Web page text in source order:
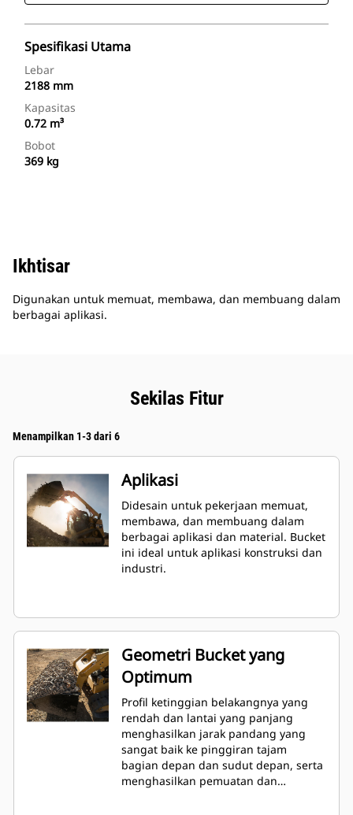
Spesifikasi Utama
Lebar
2188 mm
Kapasitas
0.72 m³
Bobot
369 kg
Ikhtisar
Digunakan untuk memuat, membawa, dan membuang dalam
berbagai aplikasi.
Sekilas Fitur
Menampilkan 1-3 dari 6
Aplikasi
Didesain untuk pekerjaan memuat,
membawa, dan membuang dalam
berbagai aplikasi dan material. Bucket
ini ideal untuk aplikasi konstruksi dan
industri.
Geometri Bucket yang
Optimum
Profil ketinggian belakangnya yang
rendah dan lantai yang panjang
menghasilkan jarak pandang yang
sangat baik ke pinggiran tajam
bagian depan dan sudut depan, serta
menghasilkan pemuatan dan